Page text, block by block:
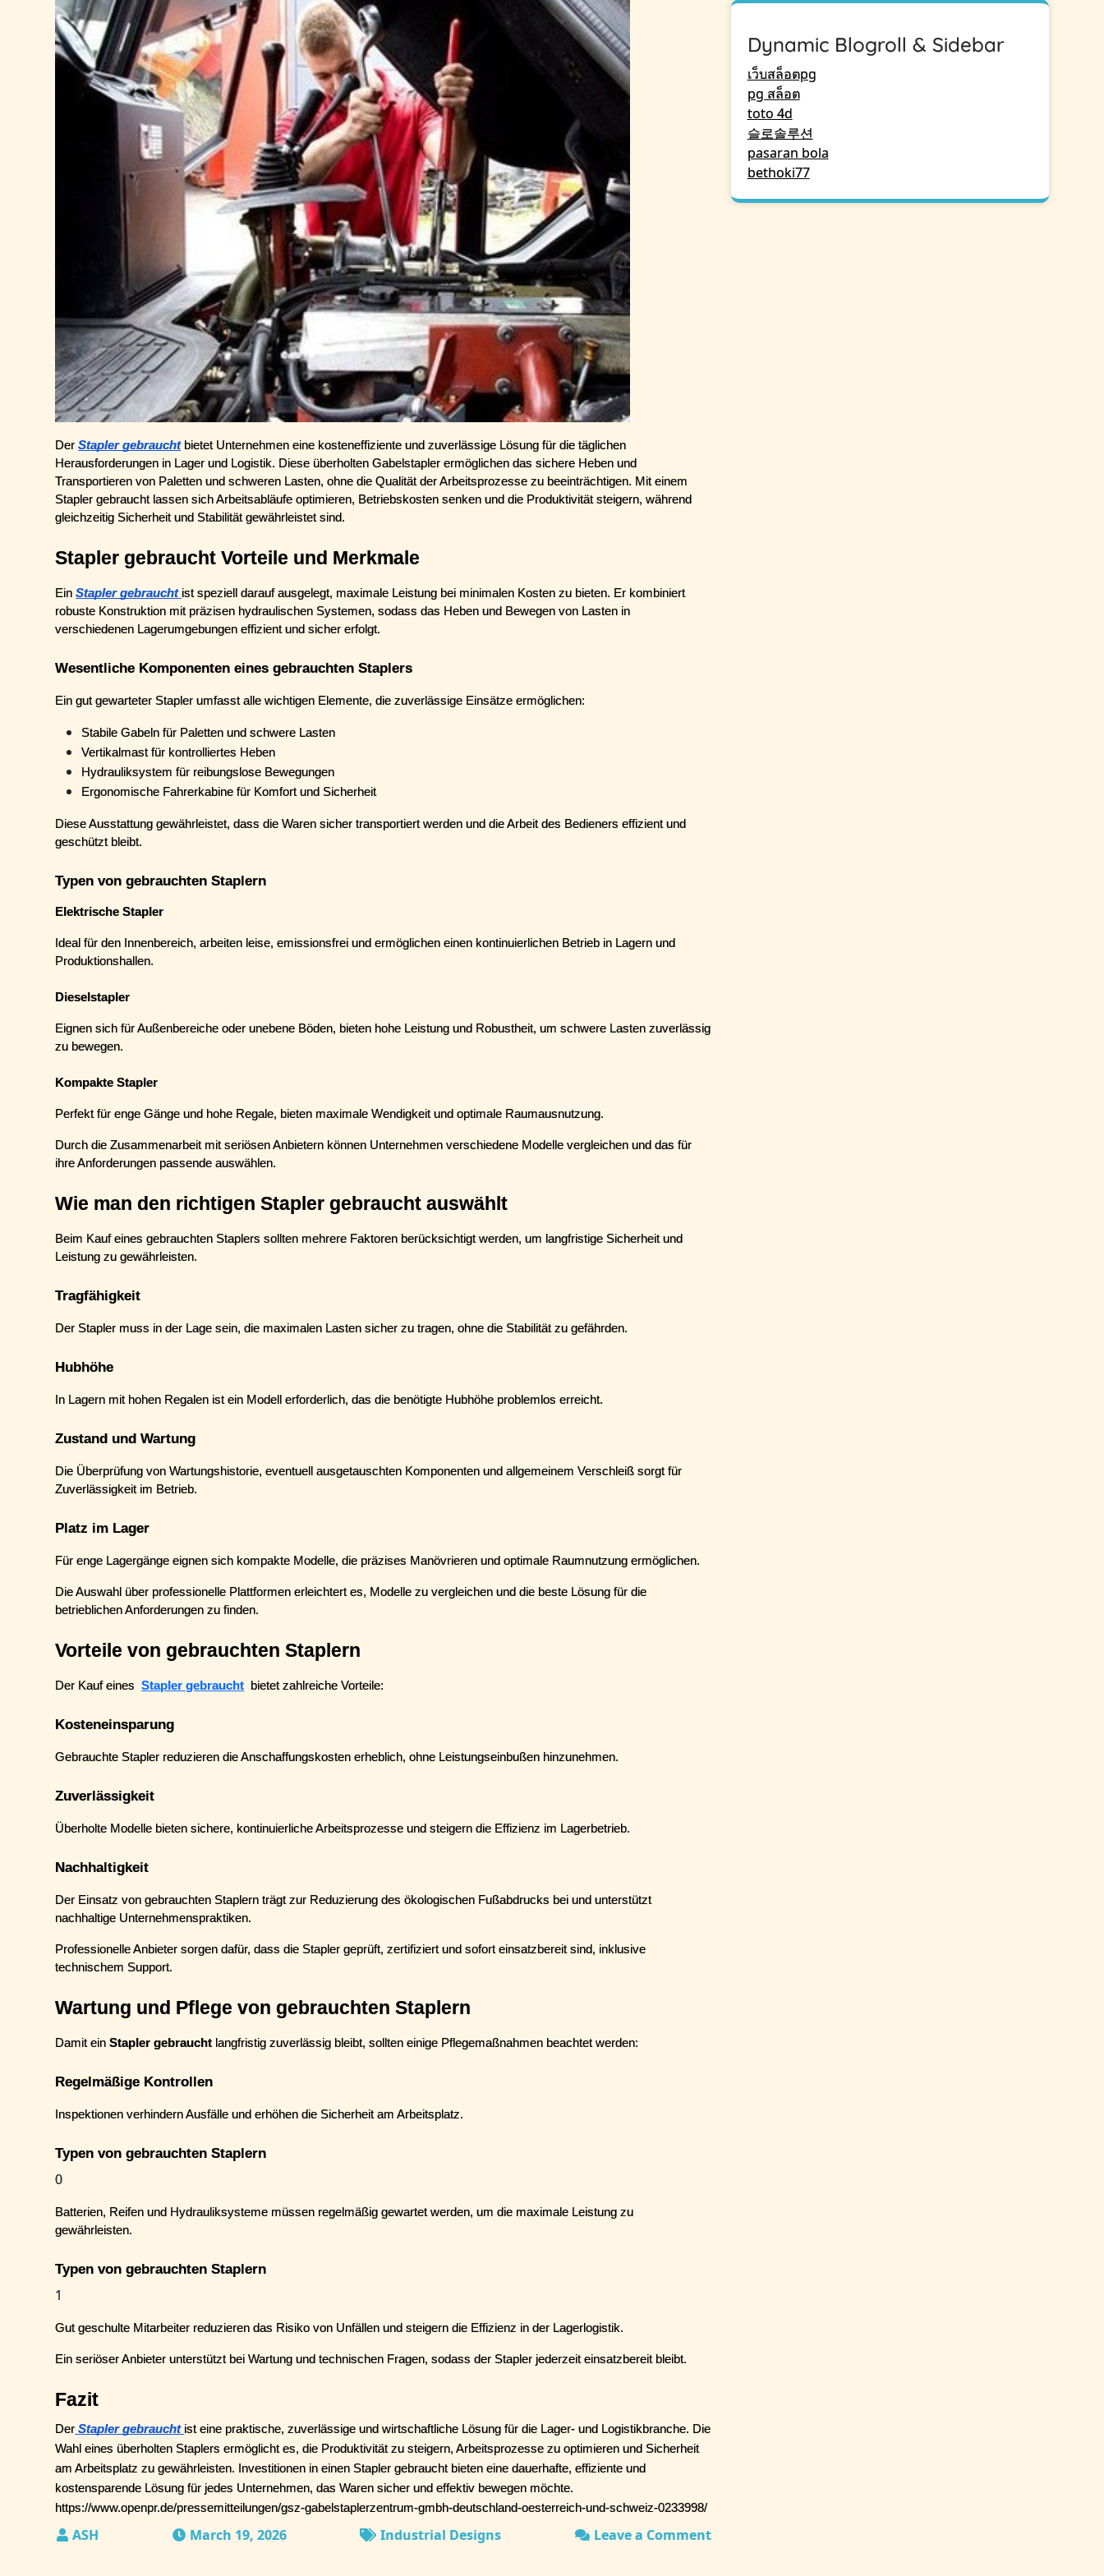
Der Stapler gebraucht bietet Unternehmen eine kosteneffiziente und zuverlässige Lösung für die täglichen
Herausforderungen in Lager und Logistik. Diese überholten Gabelstapler ermöglichen das sichere Heben und
Transportieren von Paletten und schweren Lasten, ohne die Qualität der Arbeitsprozesse zu beeinträchtigen. Mit einem
Stapler gebraucht lassen sich Arbeitsabläufe optimieren, Betriebskosten senken und die Produktivität steigern, während
gleichzeitig Sicherheit und Stabilität gewährleistet sind.
Stapler gebraucht Vorteile und Merkmale
Ein Stapler gebraucht ist speziell darauf ausgelegt, maximale Leistung bei minimalen Kosten zu bieten. Er kombiniert
robuste Konstruktion mit präzisen hydraulischen Systemen, sodass das Heben und Bewegen von Lasten in
verschiedenen Lagerumgebungen effizient und sicher erfolgt.
Wesentliche Komponenten eines gebrauchten Staplers
Ein gut gewarteter Stapler umfasst alle wichtigen Elemente, die zuverlässige Einsätze ermöglichen:
Stabile Gabeln für Paletten und schwere Lasten
Vertikalmast für kontrolliertes Heben
Hydrauliksystem für reibungslose Bewegungen
Ergonomische Fahrerkabine für Komfort und Sicherheit
Diese Ausstattung gewährleistet, dass die Waren sicher transportiert werden und die Arbeit des Bedieners effizient und
geschützt bleibt.
Typen von gebrauchten Staplern
Elektrische Stapler
Ideal für den Innenbereich, arbeiten leise, emissionsfrei und ermöglichen einen kontinuierlichen Betrieb in Lagern und
Produktionshallen.
Dieselstapler
Eignen sich für Außenbereiche oder unebene Böden, bieten hohe Leistung und Robustheit, um schwere Lasten zuverlässig
zu bewegen.
Kompakte Stapler
Perfekt für enge Gänge und hohe Regale, bieten maximale Wendigkeit und optimale Raumausnutzung.
Durch die Zusammenarbeit mit seriösen Anbietern können Unternehmen verschiedene Modelle vergleichen und das für
ihre Anforderungen passende auswählen.
Wie man den richtigen Stapler gebraucht auswählt
Beim Kauf eines gebrauchten Staplers sollten mehrere Faktoren berücksichtigt werden, um langfristige Sicherheit und
Leistung zu gewährleisten.
Tragfähigkeit
Der Stapler muss in der Lage sein, die maximalen Lasten sicher zu tragen, ohne die Stabilität zu gefährden.
Hubhöhe
In Lagern mit hohen Regalen ist ein Modell erforderlich, das die benötigte Hubhöhe problemlos erreicht.
Zustand und Wartung
Die Überprüfung von Wartungshistorie, eventuell ausgetauschten Komponenten und allgemeinem Verschleiß sorgt für
Zuverlässigkeit im Betrieb.
Platz im Lager
Für enge Lagergänge eignen sich kompakte Modelle, die präzises Manövrieren und optimale Raumnutzung ermöglichen.
Die Auswahl über professionelle Plattformen erleichtert es, Modelle zu vergleichen und die beste Lösung für die
betrieblichen Anforderungen zu finden.
Vorteile von gebrauchten Staplern
Der Kauf eines Stapler gebraucht bietet zahlreiche Vorteile:
Kosteneinsparung
Gebrauchte Stapler reduzieren die Anschaffungskosten erheblich, ohne Leistungseinbußen hinzunehmen.
Zuverlässigkeit
Überholte Modelle bieten sichere, kontinuierliche Arbeitsprozesse und steigern die Effizienz im Lagerbetrieb.
Nachhaltigkeit
Der Einsatz von gebrauchten Staplern trägt zur Reduzierung des ökologischen Fußabdrucks bei und unterstützt
nachhaltige Unternehmenspraktiken.
Professionelle Anbieter sorgen dafür, dass die Stapler geprüft, zertifiziert und sofort einsatzbereit sind, inklusive
technischem Support.
Wartung und Pflege von gebrauchten Staplern
Damit ein Stapler gebraucht langfristig zuverlässig bleibt, sollten einige Pflegemaßnahmen beachtet werden:
Regelmäßige Kontrollen
Inspektionen verhindern Ausfälle und erhöhen die Sicherheit am Arbeitsplatz.
Typen von gebrauchten Staplern
0
Batterien, Reifen und Hydrauliksysteme müssen regelmäßig gewartet werden, um die maximale Leistung zu
gewährleisten.
Typen von gebrauchten Staplern
1
Gut geschulte Mitarbeiter reduzieren das Risiko von Unfällen und steigern die Effizienz in der Lagerlogistik.
Ein seriöser Anbieter unterstützt bei Wartung und technischen Fragen, sodass der Stapler jederzeit einsatzbereit bleibt.
Fazit
Der Stapler gebraucht ist eine praktische, zuverlässige und wirtschaftliche Lösung für die Lager- und Logistikbranche. Die
Wahl eines überholten Staplers ermöglicht es, die Produktivität zu steigern, Arbeitsprozesse zu optimieren und Sicherheit
am Arbeitsplatz zu gewährleisten. Investitionen in einen Stapler gebraucht bieten eine dauerhafte, effiziente und
kostensparende Lösung für jedes Unternehmen, das Waren sicher und effektiv bewegen möchte.
https://www.openpr.de/pressemitteilungen/gsz-gabelstaplerzentrum-gmbh-deutschland-oesterreich-und-schweiz-0233998/
March 19, 2026 Industrial Designs Leave a Commenton
Dynamic Blogroll & Sidebar
เว็บสล็อตpg
pg สล็อต
toto 4d
슬로솔루션
pasaran bola
bethoki77